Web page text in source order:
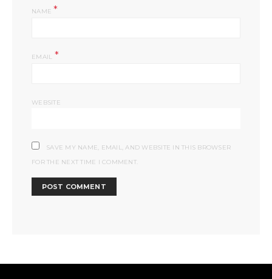
NAME*
EMAIL *
WEBSITE
SAVE MY NAME, EMAIL, AND WEBSITE IN THIS BROWSER
FOR THE NEXT TIME I COMMENT.